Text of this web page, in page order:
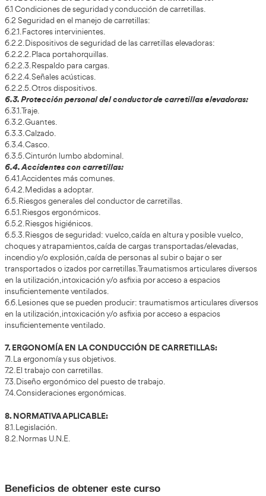
4.6.1. Estado del suelo.
4.6.2. Selección de ruedas.
4.6.3. Ruedas Neumáticas.
4.6.4. Ruedas sin aire.
4.6.5. Señalización.
4.6.6. La altura de paso.
4.6.7. Circulación por rampas.
4.6.8. Estabilidad de las cargas.
4.6.9. Puentes de acceso.
4.6.10. Iluminación de los lugares de trabajo.
4.6.11. Circulación en la vía pública.
4.6.12. Locales.
4.6.13. Pasillos de circulación.
4.6.14. Puertas u otros obstáculos fijos.
4.6.15. Giros.
4.7. La carga:
4.7.1. Interacción entre la carga y la carretilla.
4.7.2. Comportamientos de la carga.
4.7.3. Aseguramiento de carga.
4.7.4. Manipulación de cargas.
4.7.5. Transporte de cargas suspendidas.
4.7.6. Levantamiento de carga.
4.7.7. Marcha con carga.
4.7.9. Implementos para la manipulación de diferentes
4.7.10. Flujo logístico interno de cargas y servicios.
4.7.11. Indicaciones de seguridad para elevar o depositar
4.7.12. Posicionamiento en la estiba y desestiba de palets
4.8. Paletización:
4.8.1 .Diferentes tipos de paletas.
4.8.2. Sistemas de paletización.
4.9.2. Consignas y nociones de almacenaje.